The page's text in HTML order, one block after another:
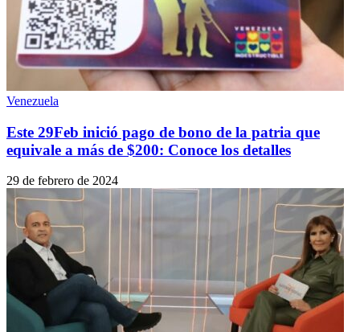
Venezuela
Este 29Feb inició pago de bono de la patria que
equivale a más de $200: Conoce los detalles
29 de febrero de 2024